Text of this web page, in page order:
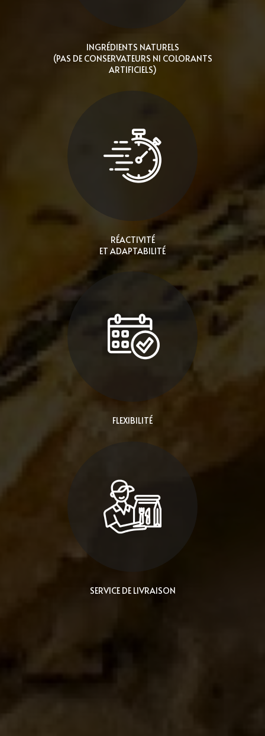
INGRÉDIENTS NATURELS
(PAS DE CONSERVATEURS NI COLORANTS
ARTIFICIELS)
RÉACTIVITÉ
ET ADAPTABILITÉ
FLEXIBILITÉ
SERVICE DE LIVRAISON